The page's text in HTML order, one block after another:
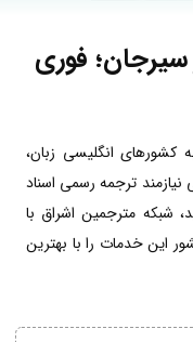
فوری
انگلیسی زبان،
ترجمه رسمی اسناد
شبکه مترجمین اشراق با
این خدمات را با بهترین